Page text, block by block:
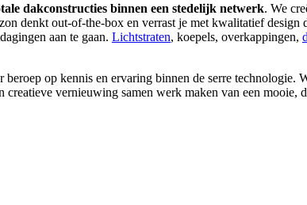
dakconstructies binnen een stedelijk netwerk. We
denkt out-of-the-box en verrast je met kwalitatief design
aan te gaan. Lichtstraten, koepels, overkappingen,
op kennis en ervaring binnen de serre technologie.
creatieve vernieuwing samen werk maken van een mooie,